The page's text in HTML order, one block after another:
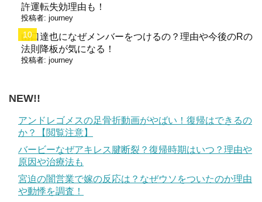
許運転失効理由も！
投稿者: journey
山口達也になぜメンバーをつけるの？理由や今後のRの
法則降板が気になる！
投稿者: journey
NEW!!
アンドレゴメスの足骨折動画がやばい！復帰はできるの
か？【閲覧注意】
バービーなぜアキレス腱断裂？復帰時期はいつ？理由や
原因や治療法も
宮迫の闇営業で嫁の反応は？なぜウソをついたのか理由
や動悸を調査！